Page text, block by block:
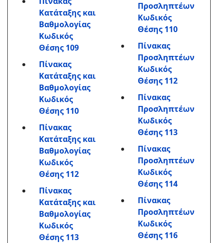
Κατάταξης και
Βαθμολογίας
Κωδικός
Θέσης 109
Πίνακας
Κατάταξης και
Βαθμολογίας
Κωδικός
Θέσης 110
Πίνακας
Κατάταξης και
Βαθμολογίας
Κωδικός
Θέσης 112
Πίνακας
Κατάταξης και
Βαθμολογίας
Κωδικός
Θέσης 113
Προσληπτέων
Κωδικός
Θέσης 110
Πίνακας
Προσληπτέων
Κωδικός
Θέσης 112
Πίνακας
Προσληπτέων
Κωδικός
Θέσης 113
Πίνακας
Προσληπτέων
Κωδικός
Θέσης 114
Πίνακας
Προσληπτέων
Κωδικός
Θέσης 116